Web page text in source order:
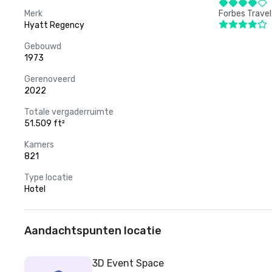
Merk
Hyatt Regency
Gebouwd
1973
Gerenoveerd
2022
Totale vergaderruimte
51.509 ft²
Kamers
821
Type locatie
Hotel
Forbes
Aandachtspunten locatie
3D Event Space